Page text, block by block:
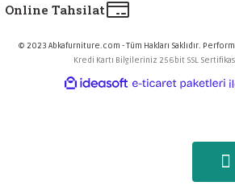
Online Tahsilat
© 2023 Abkafurniture.com - Tüm Hakları Saklıdır.
Kredi Kartı Bilgileriniz 256bit SSL
ideasoft
e-